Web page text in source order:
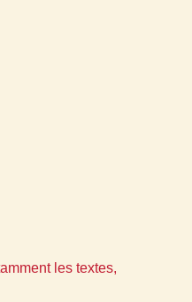
les textes,